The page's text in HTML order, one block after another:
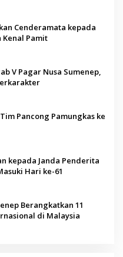
Cenderamata kepada
Kenal Pamit
V Pagar Nusa Sumenep,
Pancong Pamungkas ke
kepada Janda Penderita
Hari ke-61
Berangkatkan 11
di Malaysia